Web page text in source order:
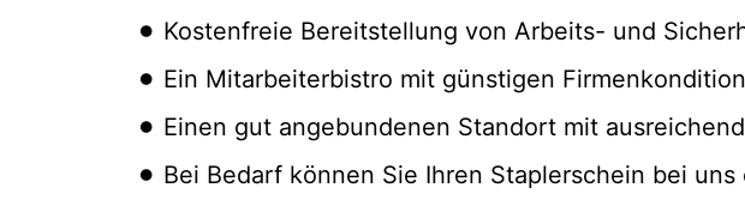
Kostenfreie Bereitstellung von Arbeits- und
Ein Mitarbeiterbistro mit günstigen
Einen gut angebundenen Standort mit
Bei Bedarf können Sie Ihren Staplerschein bei uns